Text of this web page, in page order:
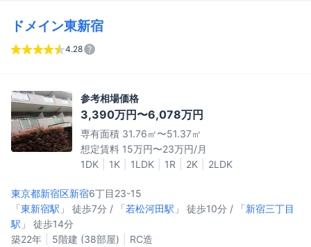
ドメイン東新宿
4.28
参考相場価格
3,390万円〜6,078万円
専有面積 31.76㎡〜51.37㎡
想定賃料 15万円〜23万円/月
1DK
1K 1LDK 1R 2K 2LDK
東京都新宿区新宿6丁目23-15
「東新宿駅 」 徒歩7分 / 「若松河田駅 」 徒歩10分 / 「新宿三丁目
駅 」 徒歩14分
築22年
5階建 (38部屋) RC造